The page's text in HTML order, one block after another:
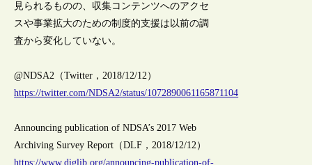
見られるものの、収集コンテンツへのアクセ
スや事業拡大のための制度的支援は以前の調
査から変化していない。
@NDSA2（Twitter，2018/12/12）
https://twitter.com/NDSA2/status/1072890061165871104
Announcing publication of NDSA’s 2017 Web
Archiving Survey Report（DLF，2018/12/12）
https://www.diglib.org/announcing-publication-of-